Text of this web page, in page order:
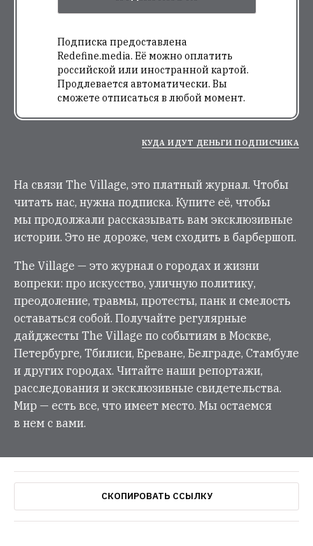
Подписка предоставлена
Redefine.media. Её можно оплатить
российской или иностранной картой.
Продлевается автоматически. Вы
сможете отписаться в любой момент.
КУДА ИДУТ ДЕНЬГИ ПОДПИСЧИКА
На связи The Village, это платный журнал. Чтобы
читать нас, нужна подписка. Купите её, чтобы
мы продолжали рассказывать вам эксклюзивные
истории. Это не дороже, чем сходить в барбершоп.
The Village — это журнал о городах и жизни
вопреки: про искусство, уличную политику,
преодоление, травмы, протесты, панк и смелость
оставаться собой. Получайте регулярные
дайджесты The Village по событиям в Москве,
Петербурге, Тбилиси, Ереване, Белграде, Стамбуле
и других городах. Читайте наши репортажи,
расследования и эксклюзивные свидетельства.
Мир — есть все, что имеет место. Мы остаемся
в нем с вами.
СКОПИРОВАТЬ ССЫЛКУ